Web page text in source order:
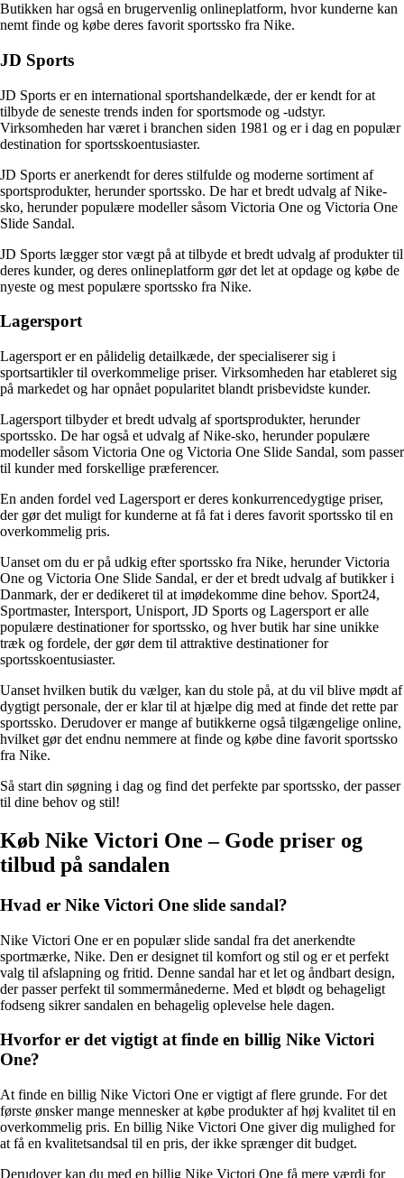
Butikken har også en brugervenlig onlineplatform, hvor kunderne kan
nemt finde og købe deres favorit sportssko fra Nike.
JD Sports
JD Sports er en international sportshandelkæde, der er kendt for at
tilbyde de seneste trends inden for sportsmode og -udstyr.
Virksomheden har været i branchen siden 1981 og er i dag en populær
destination for sportsskoentusiaster.
JD Sports er anerkendt for deres stilfulde og moderne sortiment af
sportsprodukter, herunder sportssko. De har et bredt udvalg af Nike-
sko, herunder populære modeller såsom Victoria One og Victoria One
Slide Sandal.
JD Sports lægger stor vægt på at tilbyde et bredt udvalg af produkter til
deres kunder, og deres onlineplatform gør det let at opdage og købe de
nyeste og mest populære sportssko fra Nike.
Lagersport
Lagersport er en pålidelig detailkæde, der specialiserer sig i
sportsartikler til overkommelige priser. Virksomheden har etableret sig
på markedet og har opnået popularitet blandt prisbevidste kunder.
Lagersport tilbyder et bredt udvalg af sportsprodukter, herunder
sportssko. De har også et udvalg af Nike-sko, herunder populære
modeller såsom Victoria One og Victoria One Slide Sandal, som passer
til kunder med forskellige præferencer.
En anden fordel ved Lagersport er deres konkurrencedygtige priser,
der gør det muligt for kunderne at få fat i deres favorit sportssko til en
overkommelig pris.
Uanset om du er på udkig efter sportssko fra Nike, herunder Victoria
One og Victoria One Slide Sandal, er der et bredt udvalg af butikker i
Danmark, der er dedikeret til at imødekomme dine behov. Sport24,
Sportmaster, Intersport, Unisport, JD Sports og Lagersport er alle
populære destinationer for sportssko, og hver butik har sine unikke
træk og fordele, der gør dem til attraktive destinationer for
sportsskoentusiaster.
Uanset hvilken butik du vælger, kan du stole på, at du vil blive mødt af
dygtigt personale, der er klar til at hjælpe dig med at finde det rette par
sportssko. Derudover er mange af butikkerne også tilgængelige online,
hvilket gør det endnu nemmere at finde og købe dine favorit sportssko
fra Nike.
Så start din søgning i dag og find det perfekte par sportssko, der passer
til dine behov og stil!
Køb Nike Victori One – Gode priser og
tilbud på sandalen
Hvad er Nike Victori One slide sandal?
Nike Victori One er en populær slide sandal fra det anerkendte
sportmærke, Nike. Den er designet til komfort og stil og er et perfekt
valg til afslapning og fritid. Denne sandal har et let og åndbart design,
der passer perfekt til sommermånederne. Med et blødt og behageligt
fodseng sikrer sandalen en behagelig oplevelse hele dagen.
Hvorfor er det vigtigt at finde en billig Nike Victori
One?
At finde en billig Nike Victori One er vigtigt af flere grunde. For det
første ønsker mange mennesker at købe produkter af høj kvalitet til en
overkommelig pris. En billig Nike Victori One giver dig mulighed for
at få en kvalitetsandsal til en pris, der ikke sprænger dit budget.
Derudover kan du med en billig Nike Victori One få mere værdi for